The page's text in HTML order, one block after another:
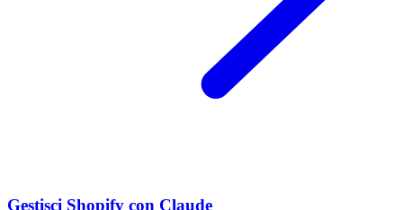
Gestisci Shopify con Claude